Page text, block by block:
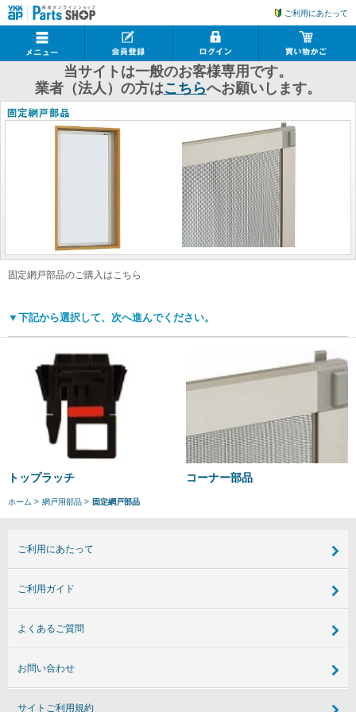
ご利用にあたって
当サイトは一般のお客様専用です。
業者（法人）の方はこちらへお願いします。
固定網戸部品のご購入はこちら
▼下記から選択して、次へ進んでください。
トップラッチ コーナー部品
ホーム 網戸用部品 固定網戸部品
ご利用にあたって
ご利用ガイド
よくあるご質問
お問い合わせ
サイトご利用規約